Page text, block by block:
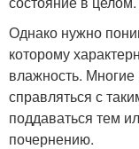
Однако нужно
которому
влажность.
справляться с
поддаваться тем
почернению.